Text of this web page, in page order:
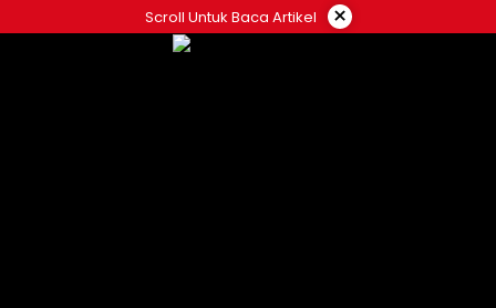
to
Scroll Untuk Baca Artikel ×